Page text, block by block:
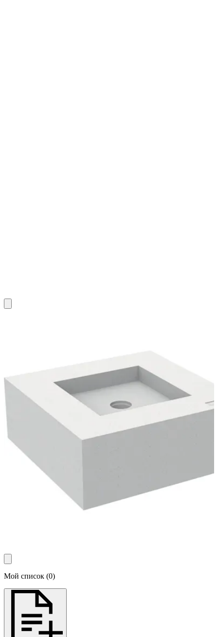
Мой список (0)